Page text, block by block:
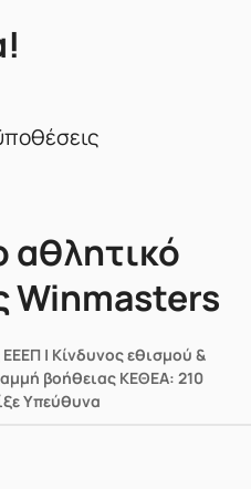
αθλητικό
Winmasters
| Κίνδυνος εθισμού &
βοήθειας ΚΕΘΕΑ: 210
Υπεύθυνα